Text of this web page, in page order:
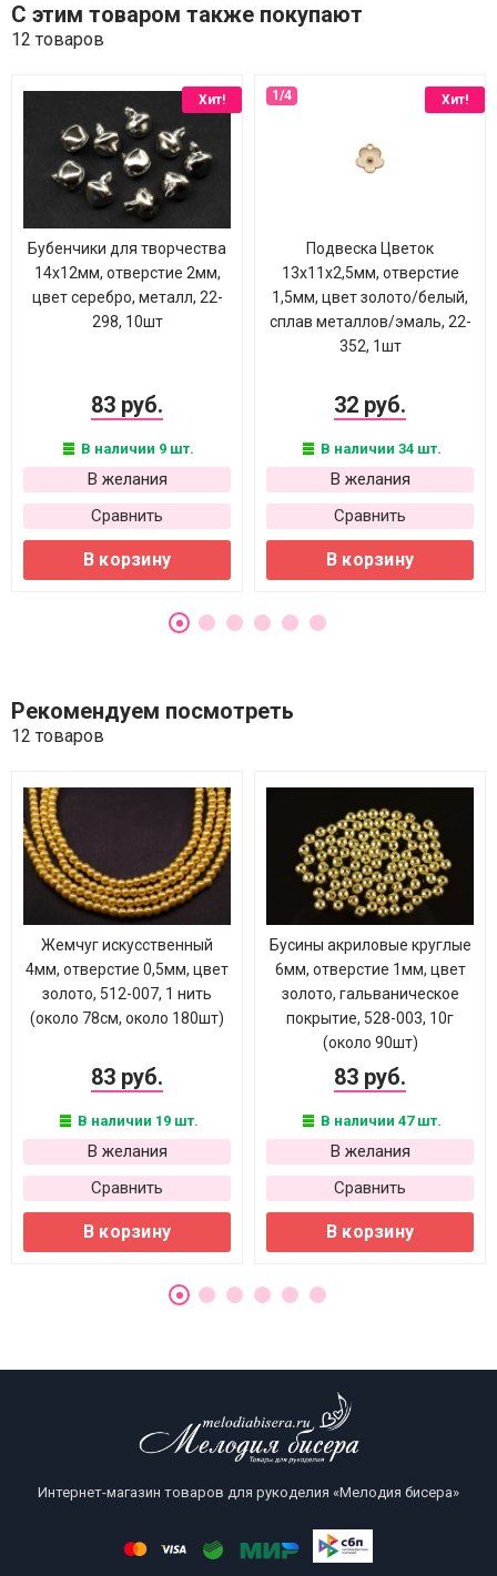
С этим товаром также покупают
12 товаров
Хит!
Бубенчики для творчества
14х12мм, отверстие 2мм,
цвет серебро, металл, 22-
298, 10шт
83 руб.
В наличии 9 шт.
В желания
Сравнить
В корзину
Хит!
Подвеска Цветок
13х11х2,5мм, отверстие
1,5мм, цвет золото/белый,
сплав металлов/эмаль, 22-
352, 1шт
32 руб.
В наличии 34 шт.
В желания
Сравнить
В корзину
Рекомендуем посмотреть
12 товаров
Жемчуг искусственный
4мм, отверстие 0,5мм, цвет
золото, 512-007, 1 нить
(около 78см, около 180шт)
83 руб.
В наличии 19 шт.
В желания
Сравнить
В корзину
Бусины акриловые круглые
6мм, отверстие 1мм, цвет
золото, гальваническое
покрытие, 528-003, 10г
(около 90шт)
83 руб.
В наличии 47 шт.
В желания
Сравнить
В корзину
Интернет-магазин товаров для рукоделия «Мелодия бисера»